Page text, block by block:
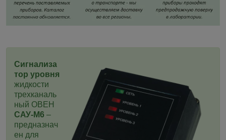
Сигнализа
тор уровня
жидкости
трехканаль
ный ОВЕН
САУ-М6 –
предназнач
ен для